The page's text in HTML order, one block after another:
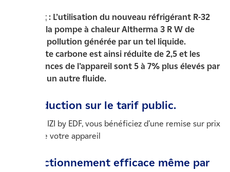
Point fort : L’utilisation du nouveau réfrigérant R-32
permet à la pompe à chaleur Altherma 3 R W de
réduire la pollution générée par un tel liquide.
L’empreinte carbone est ainsi réduite de 2,5 et les
performances de l’appareil sont 5 à 7% plus élevés par
rapport à un autre fluide.
Une réduction sur le tarif public.
À l’aide de IZI by EDF, vous bénéficiez d’une remise sur prix
de base de votre appareil
Un fonctionnement efficace même par